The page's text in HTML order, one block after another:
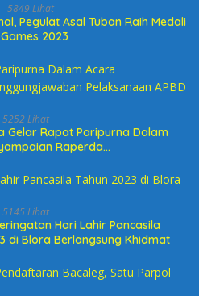
5849 Lihat
Pegulat Asal Tuban Raih Medali
2023
5252 Lihat
Gelar Rapat Paripurna Dalam
Raperda
5145 Lihat
Hari Lahir Pancasila
di Blora Berlangsung Khidmat